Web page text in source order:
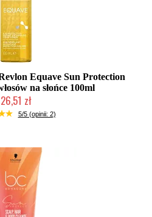
Equave Sun Protection
na słońce 100ml
26,51 zł
(wysyłka w 24h)
5/5 (opinii: 2)